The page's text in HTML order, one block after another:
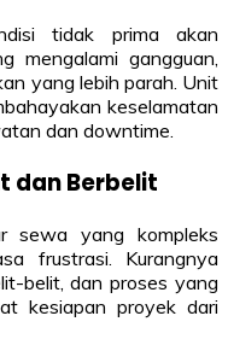
tidak prima akan
mengalami gangguan,
yang lebih parah. Unit
keselamatan
dan downtime.
dan Berbelit
sewa yang kompleks
frustrasi. Kurangnya
belit, dan proses yang
kesiapan proyek dari